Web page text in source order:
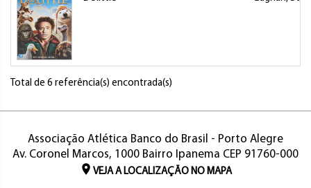
Total de 6 referência(s) encontrada(s)
Associação Atlética Banco do Brasil - Porto Alegre
Av. Coronel Marcos, 1000 Bairro Ipanema CEP 91760-000
VEJA A LOCALIZAÇÃO NO MAPA